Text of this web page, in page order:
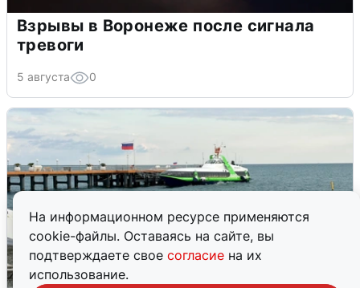
На информационном ресурсе применяются
cookie-файлы. Оставаясь на сайте, вы
подтверждаете свое согласие на их
использование.
Взрывы в Воронеже после сигнала
тревоги
5 августа 0